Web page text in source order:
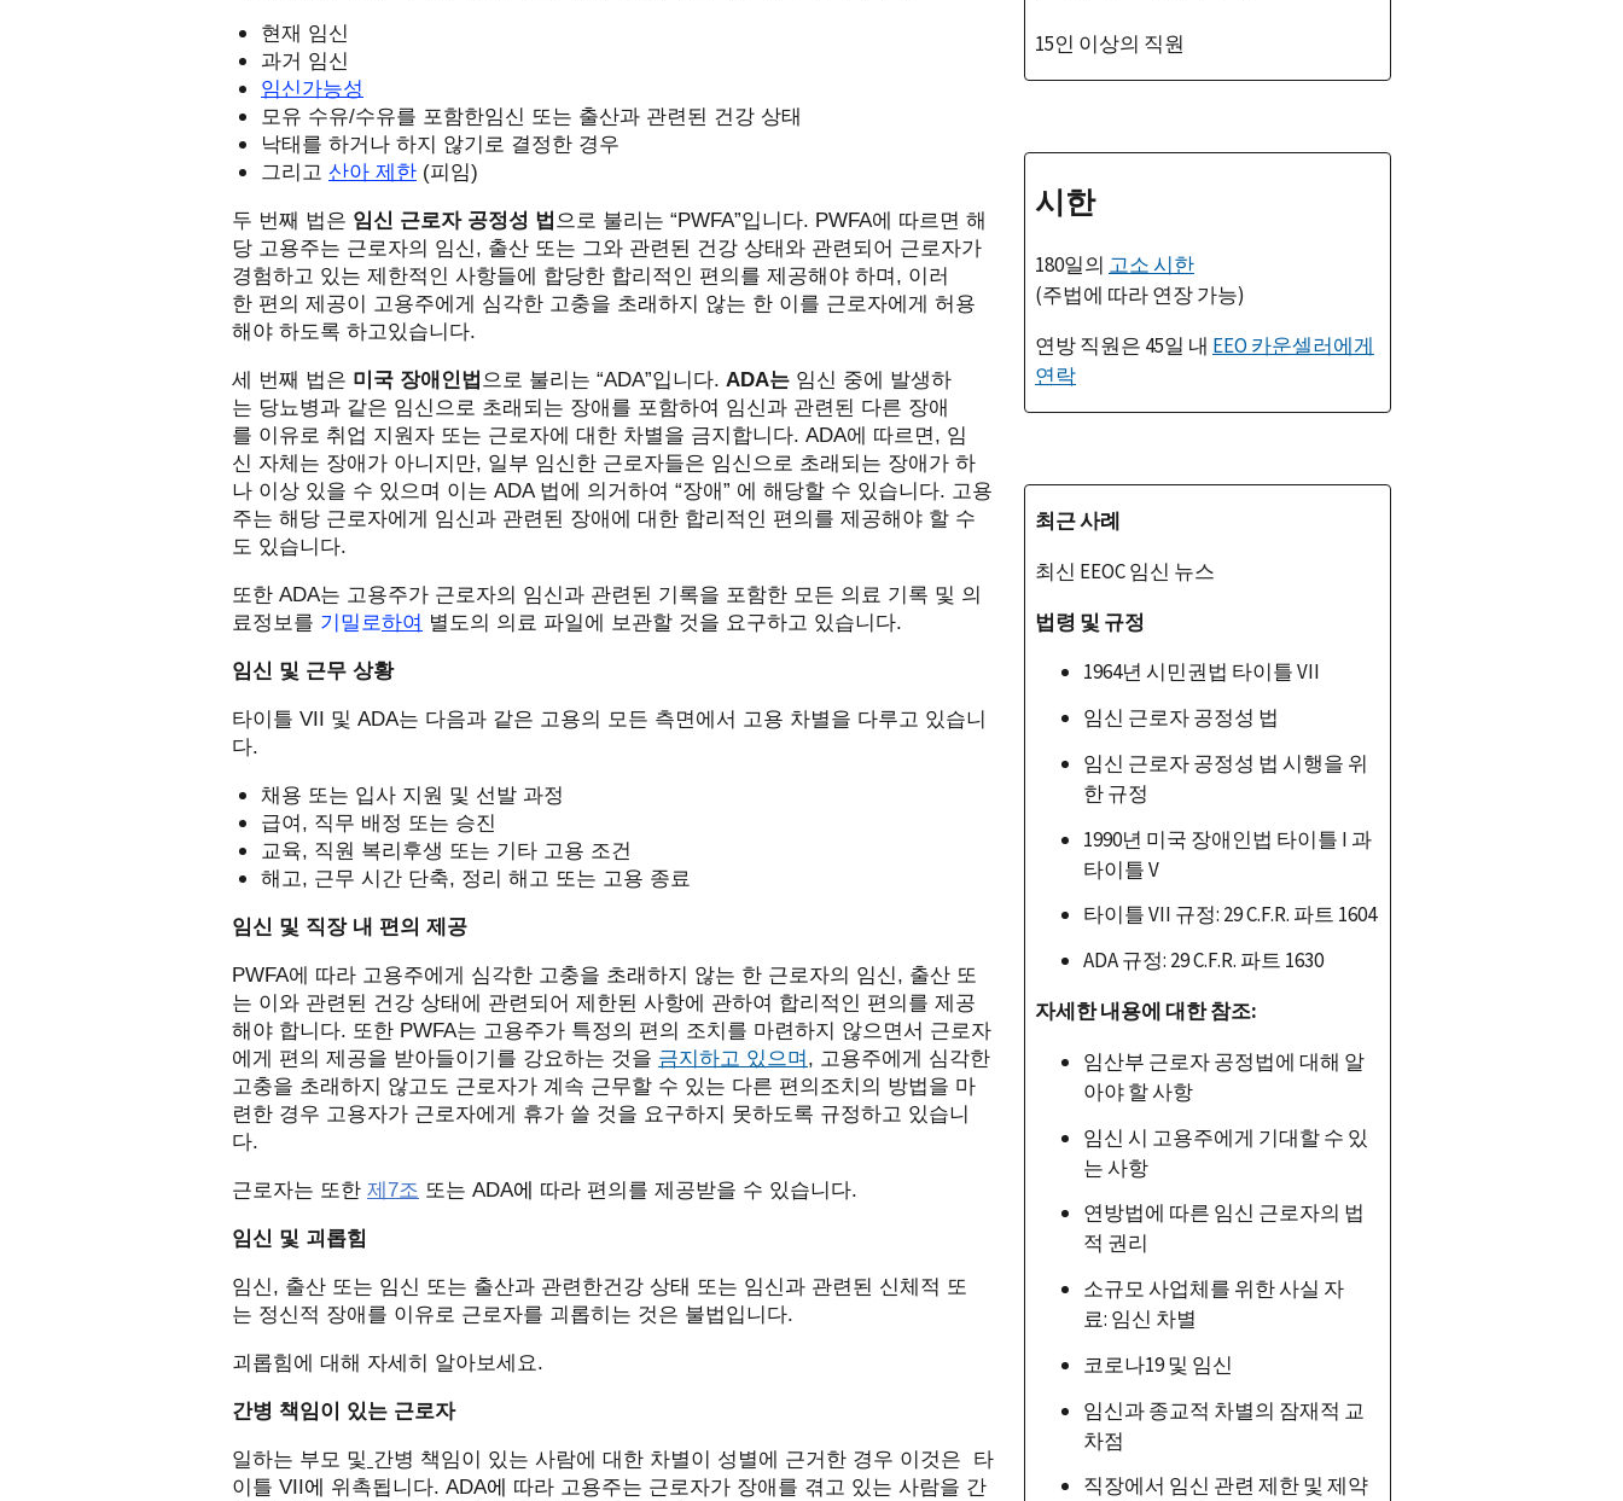
현재 임신
과거 임신
임신가능성
모유 수유/수유를 포함한임신 또는 출산과 관련된 건강 상태
낙태를 하거나 하지 않기로 결정한 경우
그리고 산아 제한 (피임)
두 번째 법은 임신 근로자 공정성 법 으로 불리는 “PWFA”입니다. PWFA에 따르면 해
당 고용주는 근로자의 임신, 출산 또는 그와 관련된 건강 상태와 관련되어 근로자가
경험하고 있는 제한적인 사항들에 합당한 합리적인 편의를 제공해야 하며 , 이러
한 편의 제공이 고용주에게 심각한 고충을 초래하지 않는 한 이를 근로자에게 허용
해야 하도록 하고있습니다.
세 번째 법은 미국 장애인법 으로 불리는 “ADA”입니다. ADA는 임신 중에 발생하
는 당뇨병과 같은 임신으로 초래되는 장애를 포함하여 임신과 관련된 다른 장애
를 이유로 취업 지원자 또는 근로자에 대한 차별을 금지합니다. ADA에 따르면, 임
신 자체는 장애가 아니지만, 일부 임신한 근로자들은 임신으로 초래되는 장애가 하
나 이상 있을 수 있으며 이는 ADA 법에 의거하여 “장애” 에 해당할 수 있습니다. 고용
주는 해당 근로자에게 임신과 관련된 장애에 대한 합리적인 편의를 제공해야 할 수
도 있습니다.
또한 ADA는 고용주가 근로자의 임신과 관련된 기록을 포함한 모든 의료 기록 및 의
료정보를 기밀로하여 별도의 의료 파일에 보관할 것을 요구하고 있습니다.
임신 및 근무 상황
타이틀 VII 및 ADA는 다음과 같은 고용의 모든 측면에서 고용 차별을 다루고 있습니
다.
채용 또는 입사 지원 및 선발 과정
급여 , 직무 배정 또는 승진
교육, 직원 복리후생 또는 기타 고용 조건
해고, 근무 시간 단축, 정리 해고 또는 고용 종료
임신 및 직장 내 편의 제공
PWFA에 따라 고용주에게 심각한 고충을 초래하지 않는 한 근로자의 임신, 출산 또
는 이와 관련된 건강 상태에 관련되어 제한된 사항에 관하여 합리적인 편의를 제공
해야 합니다. 또한 PWFA는 고용주가 특정의 편의 조치를 마련하지 않으면서 근로자
에게 편의 제공을 받아들이기를 강요하는 것을 금지하고 있으며 , 고용주에게 심각한
고충을 초래하지 않고도 근로자가 계속 근무할 수 있는 다른 편의조치의 방법을 마
련한 경우 고용자가 근로자에게 휴가 쓸 것을 요구하지 못하도록 규정하고 있습니
다.
근로자는 또한 제7조 또는 ADA에 따라 편의를 제공받을 수 있습니다.
임신 및 괴롭힘
임신, 출산 또는 임신 또는 출산과 관련한건강 상태 또는 임신과 관련된 신체적 또
는 정신적 장애를 이유로 근로자를 괴롭히는 것은 불법입니다.
괴롭힘에 대해 자세히 알아보세요.
간병 책임이 있는 근로자
일하는 부모 및 간병 책임이 있는 사람에 대한 차별이 성별에 근거한 경우 이것은 타
이틀 VII에 위촉됩니다. ADA에 따라 고용주는 근로자가 장애를 겪고 있는 사람을 간
15인 이상의 직원
시한
180일의 고소 시한
(주법에 따라 연장 가능)
연방직원은 45일 내 EEO 카운셀러에게
연락
최근 사례
최신 EEOC임신 뉴스
법령 및 규정
1964년 시민권법 타이틀VII
임신 근로자 공정성 법
임신 근로자 공정성 법 시행을 위
한 규정
1990년 미국 장애인법 타이틀 I 과
타이틀V
타이틀VII 규정: 29 C.F.R. 파트 1604
ADA규정: 29 C.F.R. 파트 1630
자세한 내용에 대한 참조:
임산부 근로자 공정법에 대해 알
아야 할 사항
임신 시 고용주에게 기대할 수 있
는 사항
연방법에 따른 임신 근로자의 법
적 권리
소규모 사업체를 위한 사실 자
료: 임신 차별
코로나19 및 임신
임신과 종교적 차별의 잠재적 교
차점
직장에서 임신 관련 제한 및 제약